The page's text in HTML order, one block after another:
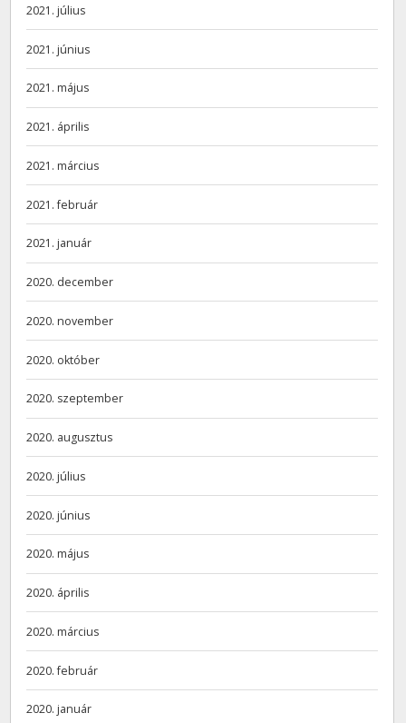
2021. július
2021. június
2021. május
2021. április
2021. március
2021. február
2021. január
2020. december
2020. november
2020. október
2020. szeptember
2020. augusztus
2020. július
2020. június
2020. május
2020. április
2020. március
2020. február
2020. január